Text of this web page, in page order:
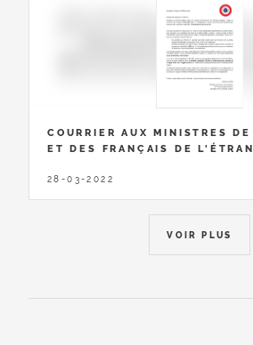
COURRIER AUX MINISTRES
ET DES FRANÇAIS DE
28-03-2022
VOIR PLUS